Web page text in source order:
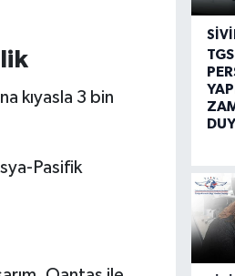
kıyasla 3 bin
Pasifik
TGS